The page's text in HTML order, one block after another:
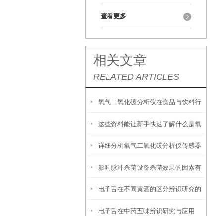
查看更多
相关文章
RELATED ARTICLES
氧气二氧化碳分析仪在食品与饮料行
业中的应用：确保产品质量与安全
这些资料能让新手快速了解什么是氧
气二氧化碳分析仪
详细分析氧气二氧化碳分析仪传感器
设计
影响脉冲杀菌设备杀菌效果的因素有
以下八点
电子舌在不同黄酒的区分辨识研究的
应用
电子舌在中药五味辨识研究与应用